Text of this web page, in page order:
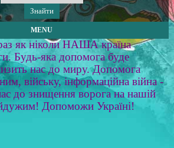
MENU
як ніколи НАША країна
Будь-яка допомога буде
нас до миру. Допомога
війську, інформаційна війна -
до знищення ворога на нашій
Допоможи Україні!